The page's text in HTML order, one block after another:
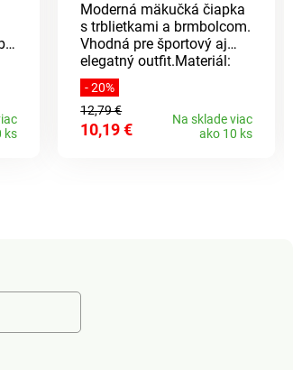
ks
Moderná mäkučká čiapka
s trblietkami a brmbolcom.
Vhodná pre športový aj
elegatný outfit.Materiál:
100% akryl.
- 20%
12,79 €
10,19 €
Na sklade viac
ako 10 ks